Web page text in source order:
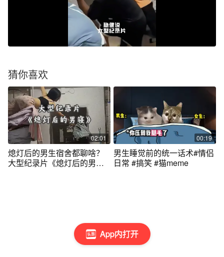
App内打开
猜你喜欢
02:01
熄灯后的男生宿舍都聊啥？
大型纪录片《熄灯后的男
00:19
男生睡觉前的统一话术#情侣
日常 #搞笑 #猫meme